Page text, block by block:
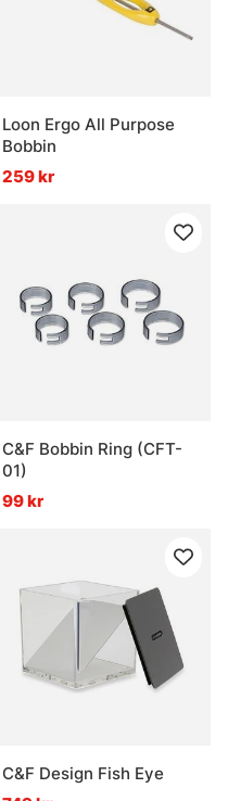
Loon Ergo All Purpose
Bobbin
259 kr
C&F Bobbin Ring (CFT-
01)
99 kr
C&F Design Fish Eye